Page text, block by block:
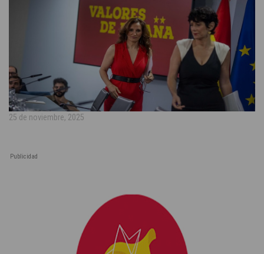
25 de noviembre, 2025
Publicidad